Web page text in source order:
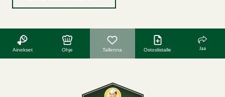
Ainekset Ohje Tallenna Ostoslistalle Jaa